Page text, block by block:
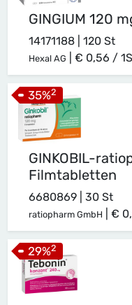
GINGIUM 120
14171188 | 120 St
Hexal AG € 0,56 /
GINKOBIL-
Filmtabletten
6680869 | 30 St
ratiopharm GmbH €
35%2
29%2